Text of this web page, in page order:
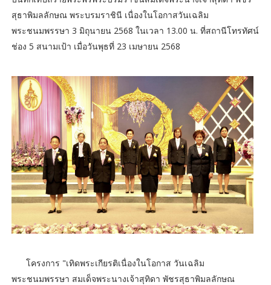
สุธาพิมลลักษณ พระบรมราชินี เนื่องในโอกาสวันเฉลิม
พระชนมพรรษา 3 มิถุนายน 2568 ในเวลา 13.00 น. ที่สถานีโทรทัศน์
ช่อง 5 สนามเป้า เมื่อวันพุธที่ 23 เมษายน 2568
โครงการ "เทิดพระเกียรติเนื่องในโอกาส วันเฉลิม
พระชนมพรรษา สมเด็จพระนางเจ้าสุทิดา พัชรสุธาพิมลลักษณ